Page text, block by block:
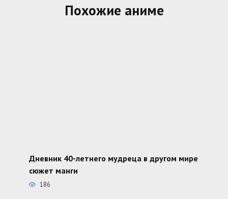
Похожие аниме
Дневник 40-летнего мудреца в другом мире
сюжет манги
186